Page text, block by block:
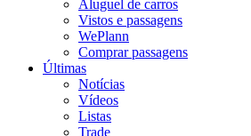
Aluguel de carros
Vistos e passagens
WePlann
Comprar passagens
Últimas
Notícias
Vídeos
Listas
Trade